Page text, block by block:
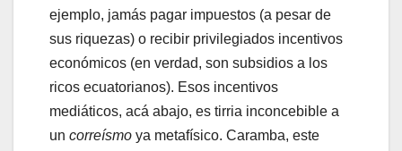
ejemplo, jamás pagar impuestos (a pesar de
sus riquezas) o recibir privilegiados incentivos
económicos (en verdad, son subsidios a los
ricos ecuatorianos). Esos incentivos
mediáticos, acá abajo, es tirria inconcebible a
un correísmo ya metafísico. Caramba, este